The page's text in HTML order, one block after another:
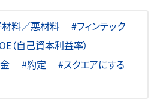
料／悪材料
#フィンテック
（自己資本利益率）
#約定
#スクエアにする